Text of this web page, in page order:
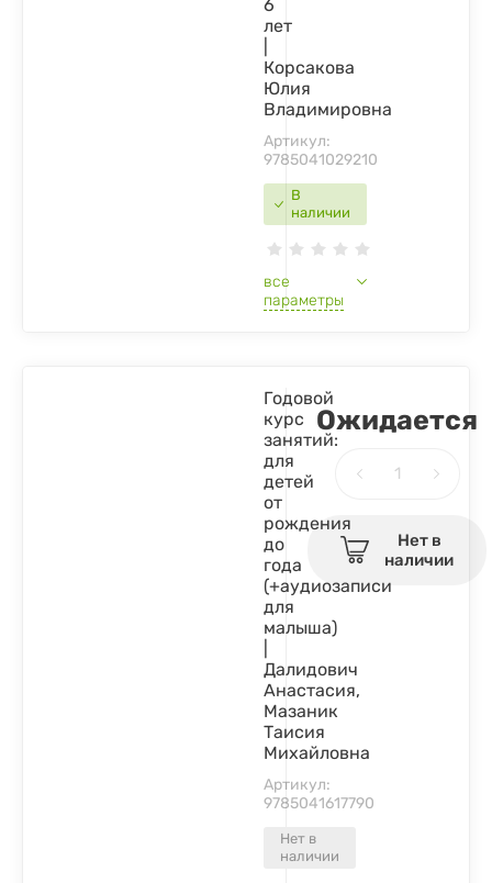
В
наличии
6
лет
Корсакова
Юлия
Владимировна
Артикул:
9785041029210
все
параметры
Нет в
наличии
Годовой
курс
занятий:
для
детей
от
рождения
до
года
(+аудиозаписи
для
малыша)
Далидович
Анастасия,
Мазаник
Таисия
Михайловна
Артикул:
9785041617790
Ожидается
Нет в
наличии